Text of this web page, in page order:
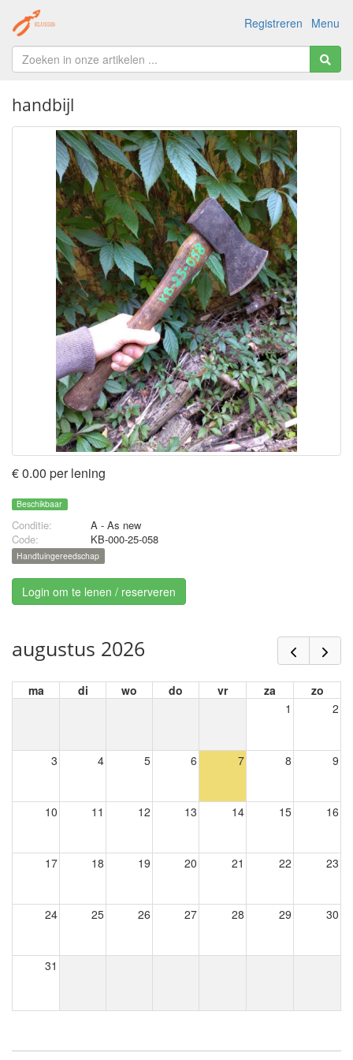
Menu
Registreren
handbijl
€ 0.00 per lening
Beschikbaar
Conditie:
A - As new
Code:
KB-000-25-058
Handtuingereedschap
Login om te lenen / reserveren
augustus 2026
ma di wo do vr za
zo
1
2
3 4 5 6 7 8 9
10 11 12 13 14 15 16
17 18 19 20 21 22 23
24 25 26 27 28 29 30
31